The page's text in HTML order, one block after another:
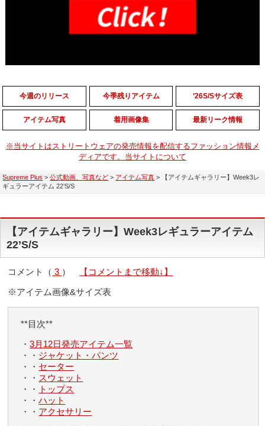
今週のリリース 今季残りアイテム ’26S/Sサイズ表
アイテム写真 着用画像集 最新リーク情報
※当サイトはストリートウェアの発売情報を配信するファッション情報メ
ディアです。当サイトについて
Supreme Plus >公式動画、写真など > アイテム写真 >
【アイテムギャラリー】Week3レ
ギュラーアイテム 22’S/S
【アイテムギャラリー】Week3レギュラーアイテム
22’S/S
コメント（ 3 ）
【コメントまで移動↓】
※アイテム画像&サイズ表
**目次**
・3月12日発売アイテム一覧
・・ ジャケット・パンツ
・・ セーター
・・ スウェット
・・
トップス
・・ハット
・・ アクセサリー